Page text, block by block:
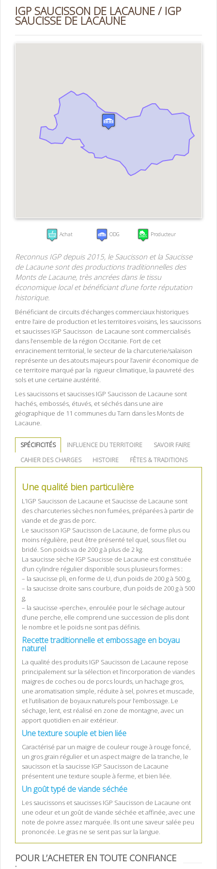
IGP SAUCISSON DE LACAUNE / IGP
SAUCISSE DE LACAUNE
Achat ODG Producteur
Reconnus IGP depuis 2015, le Saucisson et la Saucisse
de Lacaune sont des productions traditionnelles des
Monts de Lacaune, très ancrées dans le tissu
économique local et bénéficiant d’une forte réputation
historique.
Bénéficiant de circuits d’échanges commerciaux historiques
entre l’aire de production et les territoires voisins, les saucissons
et saucisses IGP Saucisson de Lacaune sont commercialisés
dans l’ensemble de la région Occitanie. Fort de cet
enracinement territorial, le secteur de la charcuterie/salaison
représente un des atouts majeurs pour l’avenir économique de
ce territoire marqué par la rigueur climatique, la pauvreté des
sols et une certaine austérité.
Les saucissons et saucisses IGP Saucisson de Lacaune sont
hachés, embossés, étuvés, et séchés dans une aire
géographique de 11 communes du Tarn dans les Monts de
Lacaune.
SPÉCIFICITÉS INFLUENCE DU TERRITOIRE
SAVOIR FAIRE
CAHIER DES CHARGES
HISTOIRE FÊTES & TRADITIONS
Une qualité bien particulière
L’IGP Saucisson de Lacaune et Saucisse de Lacaune sont
des charcuteries sèches non fumées, préparées à partir de
viande et de gras de porc.
Le saucisson IGP Saucisson de Lacaune, de forme plus ou
moins régulière, peut être présenté tel quel, sous filet ou
bridé. Son poids va de 200 g à plus de 2 kg.
La saucisse sèche IGP Saucisse de Lacaune est constituée
d’un cylindre régulier disponible sous plusieurs formes :
– la saucisse pli, en forme de U, d’un poids de 200 g à 500 g,
– la saucisse droite sans courbure, d’un poids de 200 g à 500
g,
– la saucisse «perche», enroulée pour le séchage autour
d’une perche, elle comprend une succession de plis dont
le nombre et le poids ne sont pas définis.
Recette traditionnelle et embossage en boyau
naturel
La qualité des produits IGP Saucisson de Lacaune repose
principalement sur la sélection et l’incorporation de viandes
maigres de coches ou de porcs lourds, un hachage gros,
une aromatisation simple, réduite à sel, poivres et muscade,
et l’utilisation de boyaux naturels pour l’embossage. Le
séchage, lent, est réalisé en zone de montagne, avec un
apport quotidien en air extérieur.
Une texture souple et bien liée
Caractérisé par un maigre de couleur rouge à rouge foncé,
un gros grain régulier et un aspect maigre de la tranche, le
saucisson et la saucisse IGP Saucisson de Lacaune
présentent une texture souple à ferme, et bien liée.
Un goût typé de viande séchée
Les saucissons et saucisses IGP Saucisson de Lacaune ont
une odeur et un goût de viande séchée et affinée, avec une
note de poivre assez marquée. Ils ont une saveur salée peu
prononcée. Le gras ne se sent pas sur la langue.
POUR L’ACHETER EN TOUTE CONFIANCE